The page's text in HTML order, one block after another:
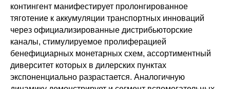
контингент манифестирует пролонгированное
тяготение к аккумуляции транспортных инноваций
через официализированные дистрибьюторские
каналы, стимулируемое пролиферацией
бенефициарных монетарных схем, ассортиментный
диверситет которых в дилерских пунктах
экспоненциально разрастается. Аналогичную